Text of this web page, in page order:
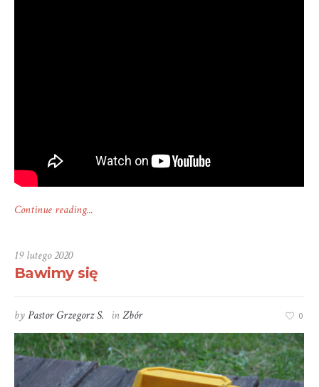
Continue reading...
19 lutego 2020
Bawimy się
byPastor Grzegorz S. inZbór 0